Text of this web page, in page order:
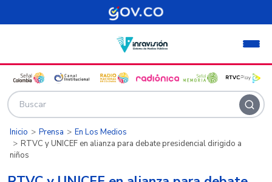
Pasar al contenido principal
Inicio Prensa
En Los Medios
RTVC y UNICEF en alianza para debate presidencial dirigido a
niños